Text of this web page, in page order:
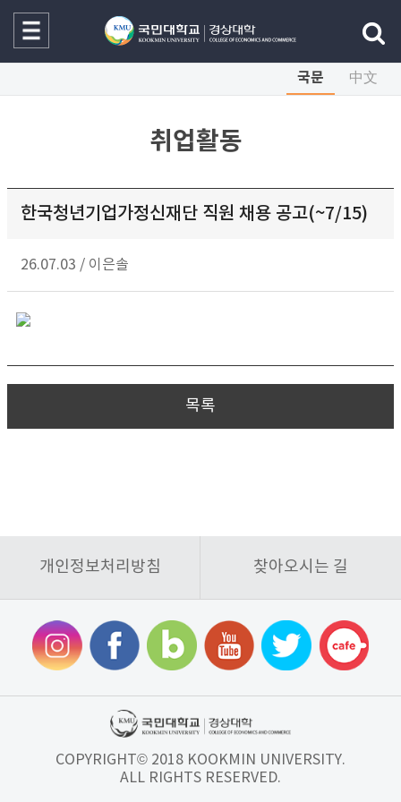
국문 中文
취업활동
한국청년기업가정신재단 직원 채용 공고(~7/15)
26.07.03 / 이은솔
목록
개인정보처리방침 찾아오시는 길
COPYRIGHT© 2018 KOOKMIN UNIVERSITY.
ALL RIGHTS RESERVED.